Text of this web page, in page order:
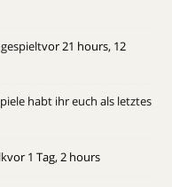
vor 21 hours, 12
habt ihr euch als letztes
vor 1 Tag, 2 hours